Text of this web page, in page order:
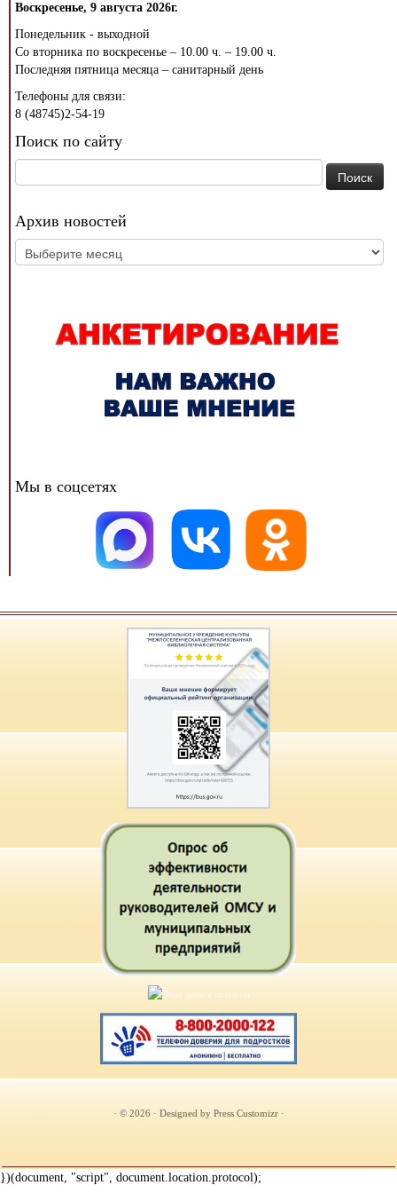
Воскресенье, 9 августа 2026г.
Понедельник - выходной
Со вторника по воскресенье – 10.00 ч. – 19.00 ч.
Последняя пятница месяца – санитарный день
Телефоны для связи:
8 (48745)2-54-19
Поиск по сайту
Архив новостей
Архив
новостей
Мы в соцсетях
· © 2026 · Designed by Press Customizr·
})(document, "script", document.location.protocol);